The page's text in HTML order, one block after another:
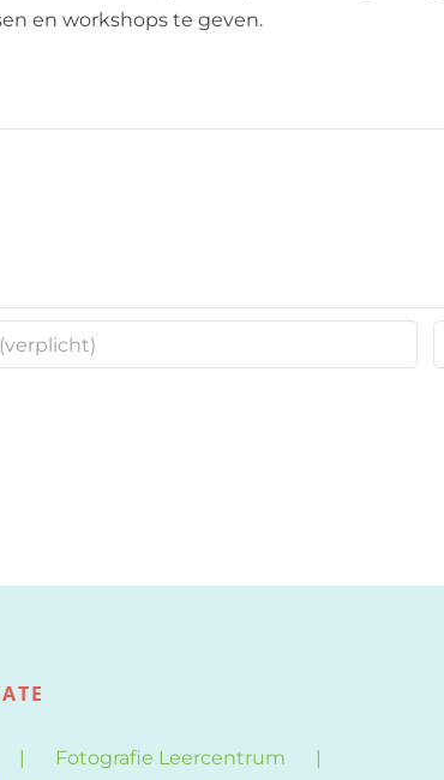
en workshops te geven.
Fotografie Leercentrum